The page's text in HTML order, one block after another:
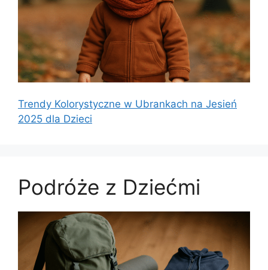
Trendy Kolorystyczne w Ubrankach na Jesień
2025 dla Dzieci
Podróże z Dziećmi